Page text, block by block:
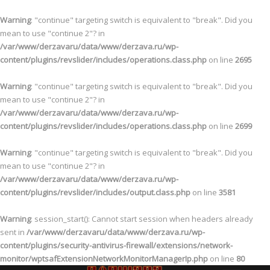
Warning: "continue" targeting switch is equivalent to "break". Did you
mean to use "continue 2"? in
/var/www/derzavaru/data/www/derzava.ru/wp-
content/plugins/revslider/includes/operations.class.php on line 2695
Warning: "continue" targeting switch is equivalent to "break". Did you
mean to use "continue 2"? in
/var/www/derzavaru/data/www/derzava.ru/wp-
content/plugins/revslider/includes/operations.class.php on line 2699
Warning: "continue" targeting switch is equivalent to "break". Did you
mean to use "continue 2"? in
/var/www/derzavaru/data/www/derzava.ru/wp-
content/plugins/revslider/includes/output.class.php on line 3581
Warning: session_start(): Cannot start session when headers already
sent in /var/www/derzavaru/data/www/derzava.ru/wp-
content/plugins/security-antivirus-firewall/extensions/network-
monitor/wptsafExtensionNetworkMonitorManagerIp.php on line 80